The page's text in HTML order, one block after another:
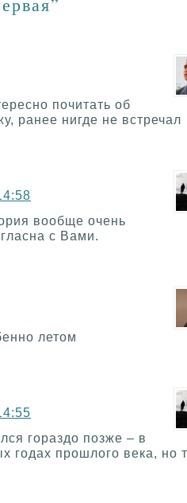
почитать об
ранее нигде не встречал
вообще очень
с Вами.
летом
гораздо позже – в
годах прошлого века, но